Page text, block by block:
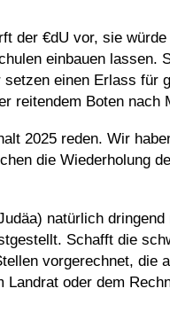
der €dU vor, sie würde
einbauen lassen.
einen Erlass für
reitendem Boten nach
2025 reden. Wir
die Wiederholung
natürlich dringend
Schafft die
vorgerechnet, die
oder dem